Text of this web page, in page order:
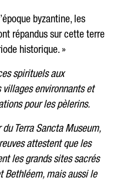
byzantine, les
répandus sur cette terre
historique. »
spirituels aux
environnants et
pour les pèlerins.
Terra Sancta Museum,
attestent que les
les grands sites sacrés
Bethléem, mais aussi le